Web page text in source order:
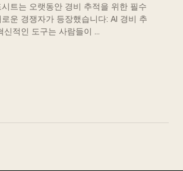
트는 오랫동안 경비 추적을 위한 필수
운 경쟁자가 등장했습니다: AI 경비 추
신적인 도구는 사람들이 …